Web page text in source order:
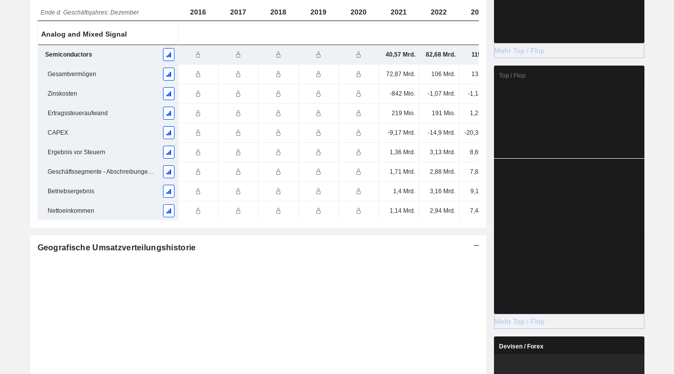
Ende d. Geschäftsjahres: Dezember 2016 2017 2018 2019 2020 2021 2022 2023
Analog and Mixed Signal
Semiconductors 40,57 Mrd. 82,68 Mrd. 119 Mrd. 92,47 Mrd.
Gesamtvermögen 72,87 Mrd. 106 Mrd. 132 Mrd. 121 Mrd.
Zinskosten -842 Mio. -1,07 Mrd. -1,18 Mrd.
Ertragssteueraufwand 219 Mio. 191 Mio. 1,25 Mrd.
CAPEX -9,17 Mrd. -14,9 Mrd. -20,36 Mrd.
Ergebnis vor Steuern 1,36 Mrd. 3,13 Mrd. 8,69 Mrd.
Geschäftssegmente - Abschreibungen und Wertminderungen 1,71 Mrd. 2,88 Mrd. 7,82 Mrd.
Betriebsergebnis 1,4 Mrd. 3,16 Mrd. 9,11 Mrd.
Nettoeinkommen 1,14 Mrd. 2,94 Mrd. 7,44 Mrd.
Geografische Umsatzverteilungshistorie
Mehr Top / Flop
Top / Flop
Mehr Top / Flop
Devisen / Forex